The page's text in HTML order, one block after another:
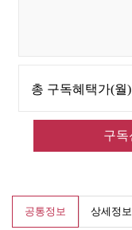
총 구독혜택가(월)
공통정보 상세정보